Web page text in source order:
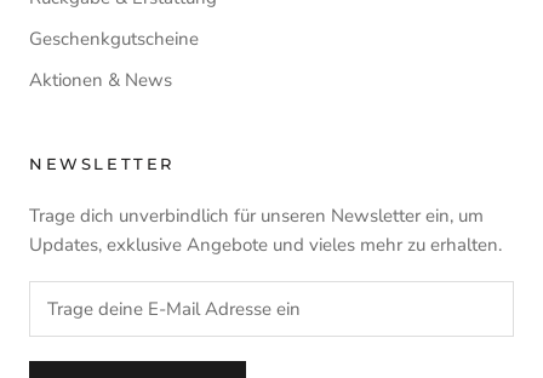
Geschenkgutscheine
Aktionen & News
NEWSLETTER
Trage dich unverbindlich für unseren Newsletter ein, um
Updates, exklusive Angebote und vieles mehr zu erhalten.